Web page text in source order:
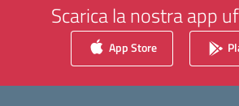
Scarica la nostra app
App Store